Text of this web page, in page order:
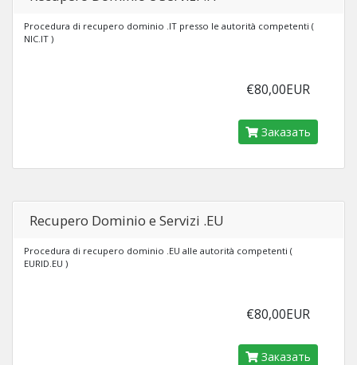
Procedura di recupero dominio .IT presso le autorità competenti (
NIC.IT )
€80,00EUR
Заказать
Recupero Dominio e Servizi .EU
Procedura di recupero dominio .EU alle autorità competenti (
EURID.EU )
€80,00EUR
Заказать